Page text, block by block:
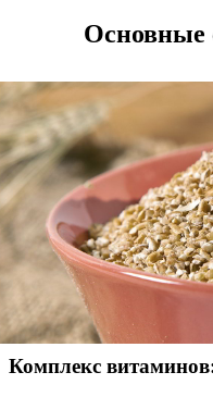
Основные
Комплекс